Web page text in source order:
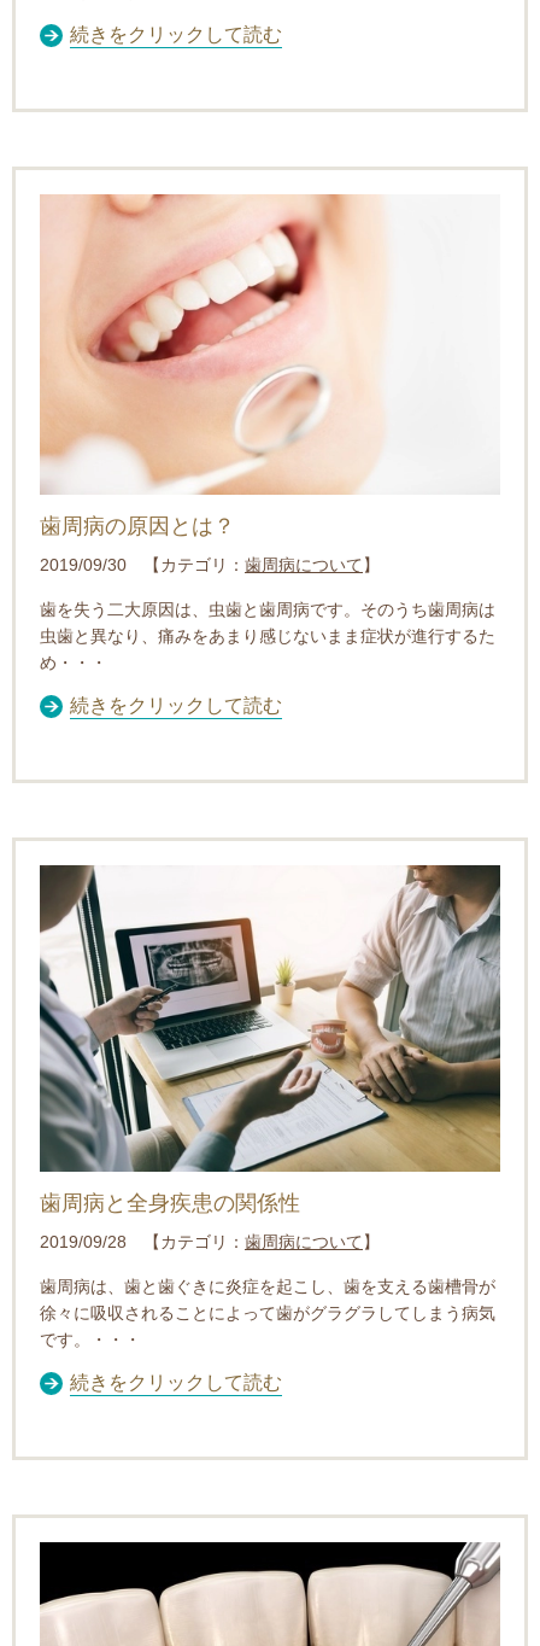
続きをクリックして読む
歯周病の原因とは？
2019/09/30 【カテゴリ： 歯周病について 】
歯を失う二大原因は、虫歯と歯周病です。そのうち歯周病は
虫歯と異なり、痛みをあまり感じないまま症状が進行するた
め・・・
続きをクリックして読む
歯周病と全身疾患の関係性
2019/09/28 【カテゴリ： 歯周病について 】
歯周病は、歯と歯ぐきに炎症を起こし、歯を支える歯槽骨が
徐々に吸収されることによって歯がグラグラしてしまう病気
です。・・・
続きをクリックして読む